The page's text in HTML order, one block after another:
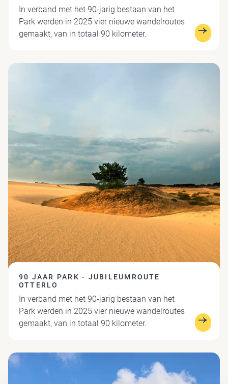
In verband met het 90-jarig bestaan van het
Park werden in 2025 vier nieuwe wandelroutes
gemaakt, van in totaal 90 kilometer.
90 JAAR PARK - JUBILEUMROUTE
OTTERLO
In verband met het 90-jarig bestaan van het
Park werden in 2025 vier nieuwe wandelroutes
gemaakt, van in totaal 90 kilometer.